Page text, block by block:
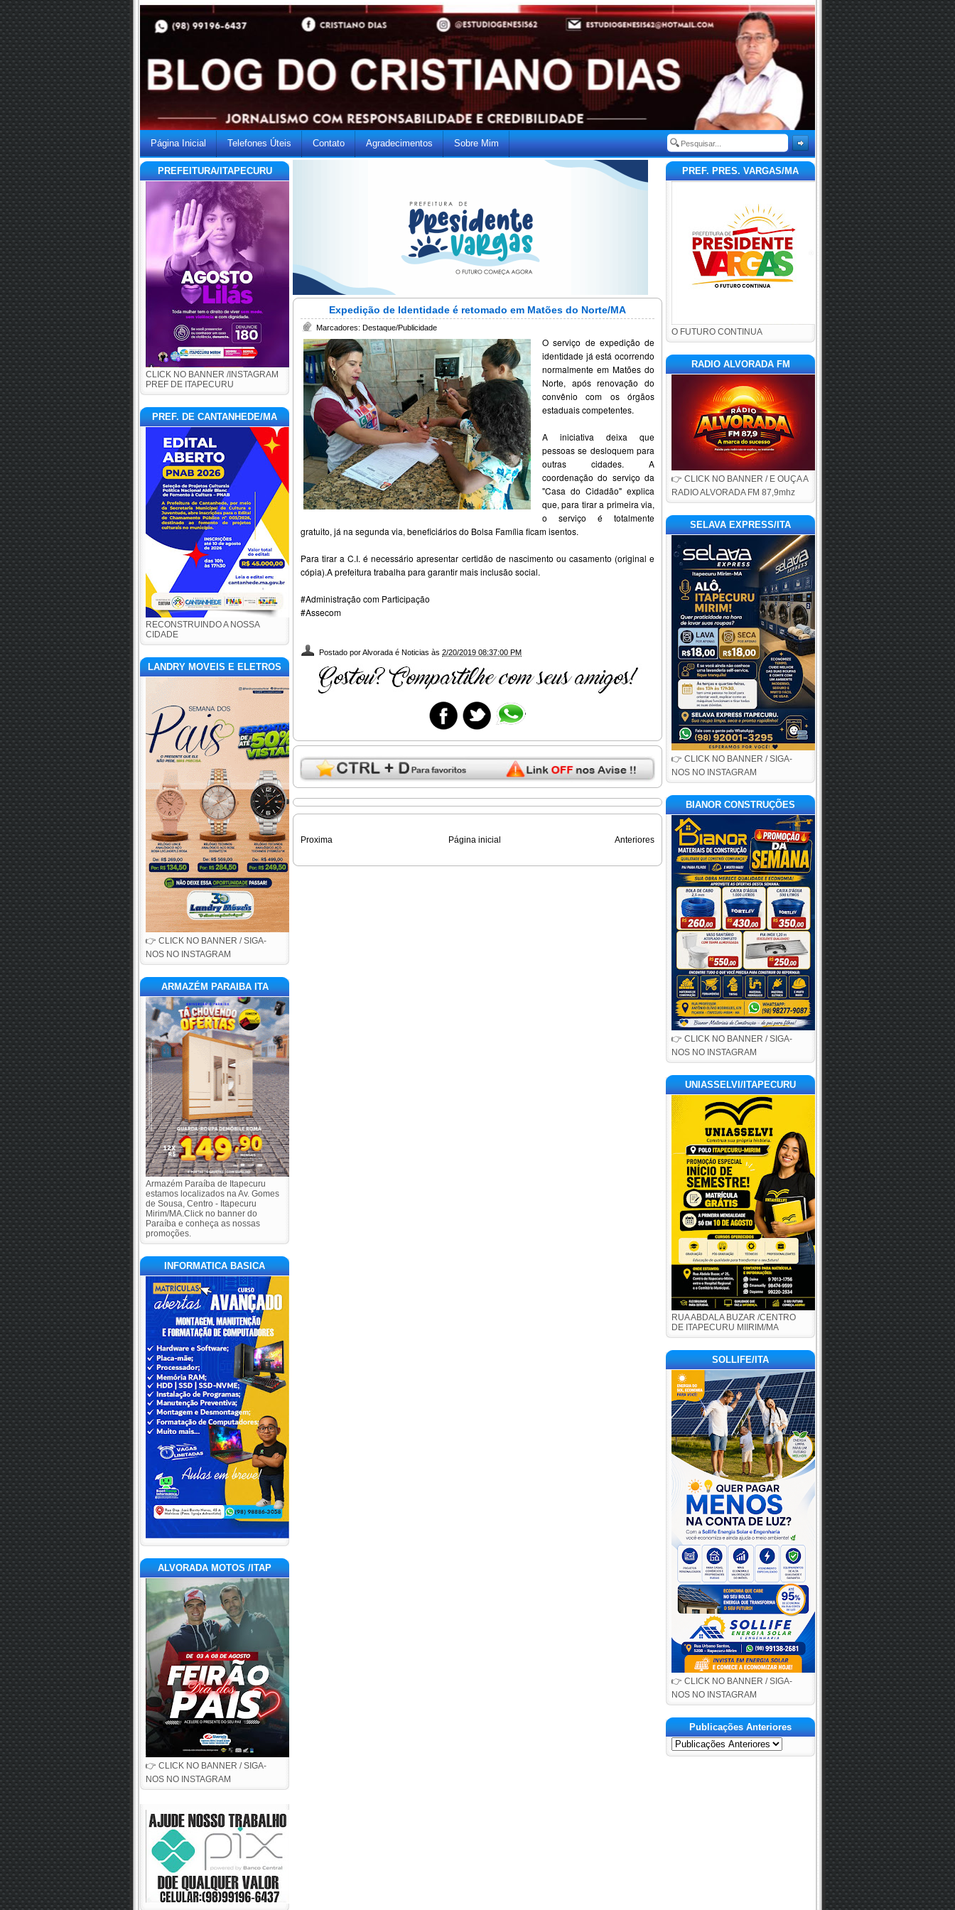
Página Inicial Telefones Úteis Contato Agradecimentos Sobre Mim
PREFEITURA/ITAPECURU
CLICK NO BANNER /INSTAGRAM
PREF DE ITAPECURU
PREF. DE CANTANHEDE/MA
RECONSTRUINDO A NOSSA
CIDADE
LANDRY MOVEIS E ELETROS
👉 CLICK NO BANNER / SIGA-
NOS NO INSTAGRAM
ARMAZÉM PARAIBA ITA
Armazém Paraíba de Itapecuru
estamos localizados na Av. Gomes
de Sousa, Centro - Itapecuru
Mirim/MA.Click no banner do
Paraíba e conheça as nossas
promoções.
INFORMATICA BASICA
ALVORADA MOTOS /ITAP
👉 CLICK NO BANNER / SIGA-
NOS NO INSTAGRAM
Expedição de Identidade é retomado em Matões do Norte/MA
Marcadores: Destaque/Publicidade
O serviço de expedição de
identidade já está ocorrendo
normalmente em Matões do
Norte, após renovação do
convênio com os órgãos
estaduais competentes.
A iniciativa deixa que
pessoas se desloquem para
outras cidades. A
coordenação do serviço da
"Casa do Cidadão" explica
que, para tirar a primeira via,
o serviço é totalmente
gratuito, já na segunda via, beneficiários do Bolsa Família ficam isentos.
Para tirar a C.I. é necessário apresentar certidão de nascimento ou casamento (original e
cópia).A prefeitura trabalha para garantir mais inclusão social.
#Administração com Participação
#Assecom
Postado porAlvorada é Noticias às 2/20/2019 08:37:00 PM
Proxima Anteriores
Página inicial
PREF. PRES. VARGAS/MA
O FUTURO CONTINUA
RADIO ALVORADA FM
👉 CLICK NO BANNER / E OUÇA A
RADIO ALVORADA FM 87,9mhz
SELAVA EXPRESS/ITA
👉 CLICK NO BANNER / SIGA-
NOS NO INSTAGRAM
BIANOR CONSTRUÇÕES
👉 CLICK NO BANNER / SIGA-
NOS NO INSTAGRAM
UNIASSELVI/ITAPECURU
RUA ABDALA BUZAR /CENTRO
DE ITAPECURU MIIRIM/MA
SOLLIFE/ITA
👉 CLICK NO BANNER / SIGA-
NOS NO INSTAGRAM
Publicações Anteriores